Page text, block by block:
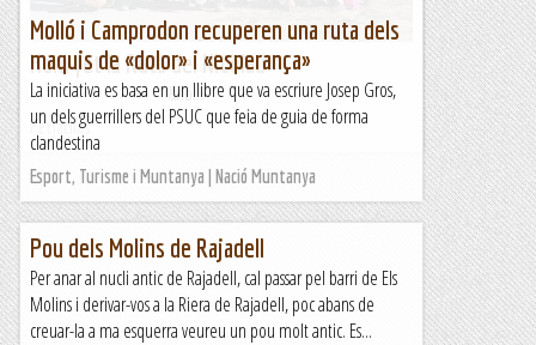
Hem fet la Ruta del Nicolau
&nb...
Petjacims
Molló i Camprodon recuperen una ruta dels
maquis de «dolor» i «esperança»
La iniciativa es basa en un llibre que va escriure Josep Gros,
un dels guerrillers del PSUC que feia de guia de forma
clandestina
Esport, Turisme i Muntanya | Nació Muntanya
Pou dels Molins de Rajadell
Per anar al nucli antic de Rajadell, cal passar pel barri de Els
Molins i derivar-vos a la Riera de Rajadell, poc abans de
creuar-la a ma esquerra veureu un pou molt antic. Es...